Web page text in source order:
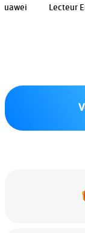
Lecteur